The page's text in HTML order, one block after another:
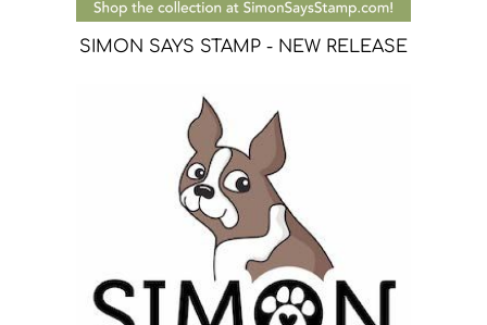
SIMON SAYS STAMP - NEW RELEASE